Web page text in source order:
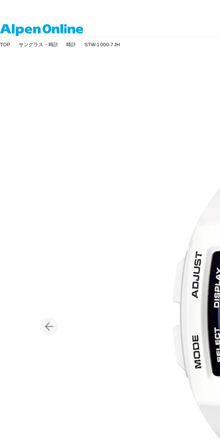
Online
TOP サングラス・時計 時計 STW-1000-7JH